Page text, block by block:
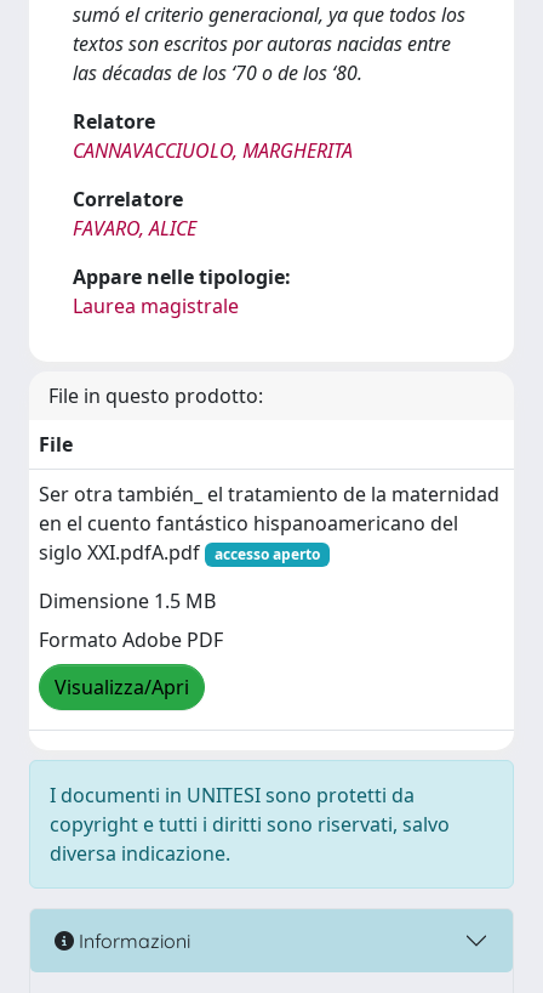
sumó el criterio generacional, ya que todos los
textos son escritos por autoras nacidas entre
las décadas de los ‘70 o de los ‘80.
Relatore
CANNAVACCIUOLO, MARGHERITA
Correlatore
FAVARO, ALICE
Appare nelle tipologie:
Laurea magistrale
File in questo prodotto:
File
Ser otra también_ el tratamiento de la maternidad
en el cuento fantástico hispanoamericano del
siglo XXI.pdfA.pdf
accesso aperto
Dimensione 1.5 MB
Formato Adobe PDF
Visualizza/Apri
I documenti in UNITESI sono protetti da
copyright e tutti i diritti sono riservati, salvo
diversa indicazione.
Informazioni